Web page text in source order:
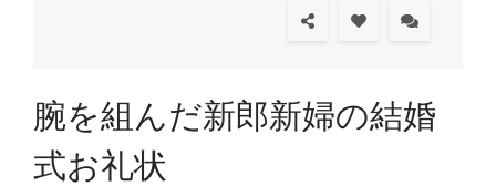
腕を組んだ新郎新婦の結婚
式お礼状